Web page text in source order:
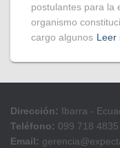
postulantes para la
organismo
cargo algunos Leer
Dirección: Ibarra -
Teléfono: 099 718 4835
Email: